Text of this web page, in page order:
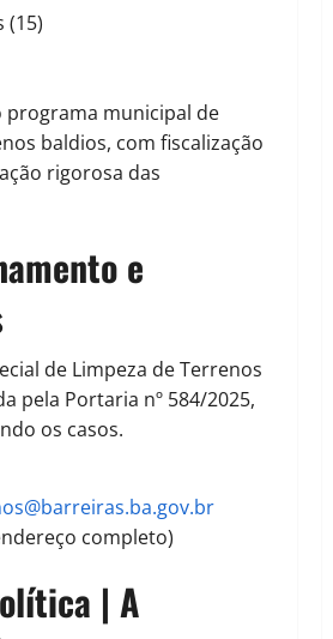
(15)
programa municipal de
baldios, com fiscalização
rigorosa das
e
de Limpeza de Terrenos
pela Portaria nº 584/2025,
os casos.
completo)
| A